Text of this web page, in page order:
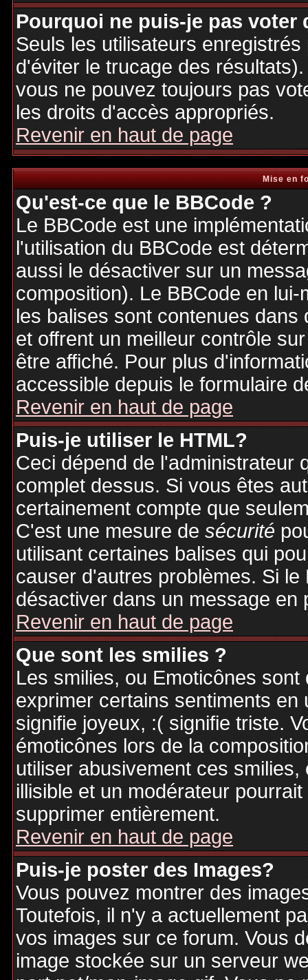
Pourquoi ne puis-je pas voter
Seuls les utilisateurs
d'éviter le trucage des
vous ne pouvez toujours pas
les droits d'accès appropriés.
Revenir en haut de page
Mise en
Qu'est-ce que le BBCode ?
Le BBCode est une
l'utilisation du BBCode est
aussi le désactiver sur un
composition). Le BBCode en
les balises sont contenues
et offrent un meilleur contrôle
être affiché. Pour plus
accessible depuis le formulaire
Revenir en haut de page
Puis-je utiliser le HTML?
Ceci dépend de l'administrateur
complet dessus. Si vous êtes
certainement compte que
C'est une mesure desécurité
utilisant certaines balises qui
causer d'autres problèmes. Si
désactiver dans un message en
Revenir en haut de page
Que sont les smilies ?
Les smilies, ou Emoticônes
exprimer certains sentiments
signifie joyeux, :( signifie triste.
émoticônes lors de la
utiliser abusivement ces
illisible et un modérateur
supprimer entièrement.
Revenir en haut de page
Puis-je poster des Images?
Vous pouvez montrer des
Toutefois, il n'y a actuellement
vos images sur ce forum. Vous
image stockée sur un serveur